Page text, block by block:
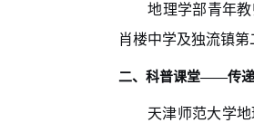
地理学部青年
肖楼中学及独流镇第
二、科普课堂——传
天津师范大学